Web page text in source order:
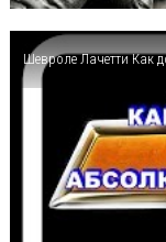
Шевроле Лачетти Как